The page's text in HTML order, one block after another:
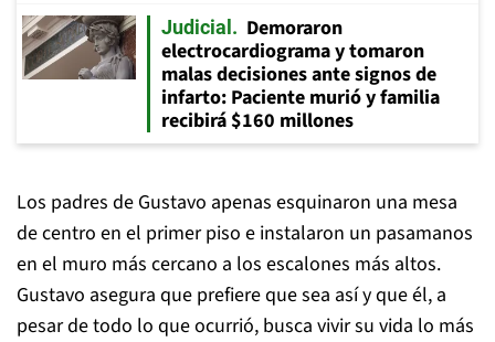
Judicial
Demoraron
electrocardiograma y tomaron
malas decisiones ante signos de
infarto: Paciente murió y familia
recibirá $160 millones
Los padres de Gustavo apenas esquinaron una mesa
de centro en el primer piso e instalaron un pasamanos
en el muro más cercano a los escalones más altos.
Gustavo asegura que prefiere que sea así y que él, a
pesar de todo lo que ocurrió, busca vivir su vida lo más